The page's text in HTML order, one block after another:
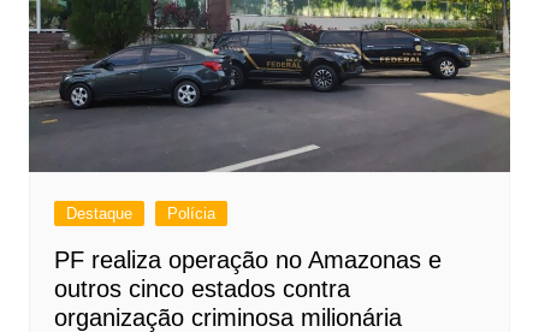
Destaque Polícia
PF realiza operação no Amazonas e
outros cinco estados contra
organização criminosa milionária